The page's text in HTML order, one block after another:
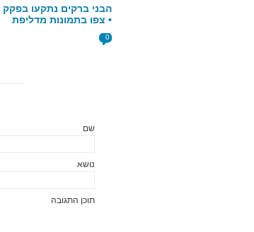
הבני ברקים נתקעו בפקק
• צפו בתמונות מדליפת
הגז בסמוך לבני ברק
0
שם
נושא
תוכן התגובה